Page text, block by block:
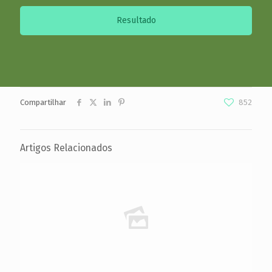
Resultado
Compartilhar 852
Artigos Relacionados